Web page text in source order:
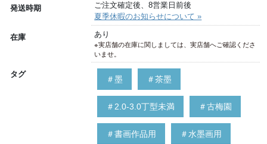
発送時期
ご注文確定後、8営業日前後
夏季休暇のお知らせについて »
在庫 あり
※実店舗の在庫に関しましては、実店舗へご確認くださ
いませ。
タグ
＃墨 ＃茶墨
＃2.0-3.0丁型未満 ＃古梅園
＃書画作品用 ＃水墨画用